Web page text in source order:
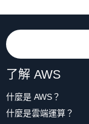
了解 AWS
什麼是 AWS？
什麼是雲端運算？